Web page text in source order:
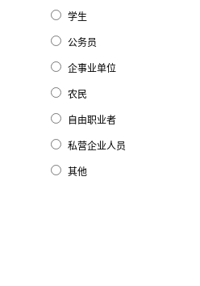
学生
公务员
企事业单位
农民
自由职业者
私营企业人员
其他